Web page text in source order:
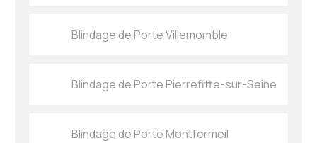
Blindage de Porte Villemomble
Blindage de Porte Pierrefitte-sur-Seine
Blindage de Porte Montfermeil